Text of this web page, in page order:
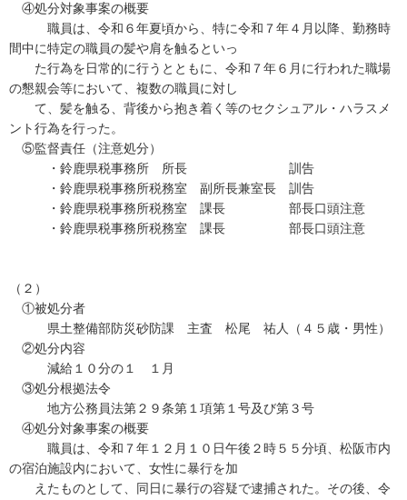
④処分対象事案の概要
職員は、令和６年夏頃から、特に令和７年４月以降、勤務時
間中に特定の職員の髪や肩を触るといっ
た行為を日常的に行うとともに、令和７年６月に行われた職場
の懇親会等において、複数の職員に対し
て、髪を触る、背後から抱き着く等のセクシュアル・ハラスメ
ント行為を行った。
⑤監督責任（注意処分）
・鈴鹿県税事務所 所長 訓告
・鈴鹿県税事務所税務室 副所長兼室長 訓告
・鈴鹿県税事務所税務室 課長 部長口頭注意
・鈴鹿県税事務所税務室 課長 部長口頭注意
（２）
①被処分者
県土整備部防災砂防課 主査 松尾 祐人（４５歳・男性）
②処分内容
減給１０分の１ １月
③処分根拠法令
地方公務員法第２９条第１項第１号及び第３号
④処分対象事案の概要
職員は、令和７年１２月１０日午後２時５５分頃、松阪市内
の宿泊施設内において、女性に暴行を加
えたものとして、同日に暴行の容疑で逮捕された。その後、令